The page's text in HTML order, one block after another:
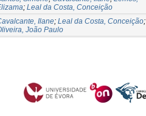
; Leal da Costa, Conceição
Ilane; Leal da Costa, Conceição;
João Paulo